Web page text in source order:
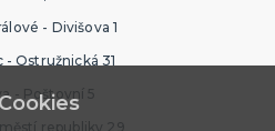
- Divišova 1
Ostružnická 31
- Poštovní 5
republiky 29